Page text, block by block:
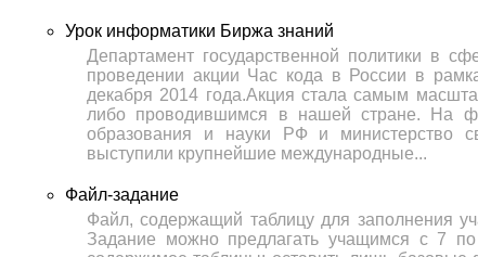
Урок информатики Биржа знаний
Департамент государственной политики в
проведении акции Час кода в России в
декабря 2014 года.Акция стала самым
либо проводившимся в нашей стране. На
образования и науки РФ и министерство
выступили крупнейшие международные...
Файл-задание
Файл, содержащий таблицу для заполнения
Задание можно предлагать учащимся с 7